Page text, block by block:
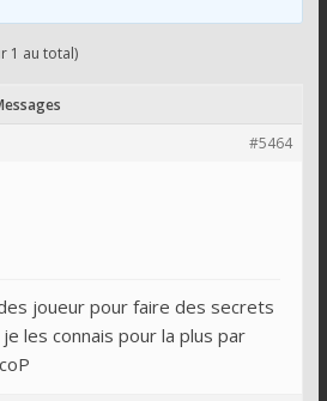
1 au total)
#5464
joueur pour faire des secrets
les connais pour la plus par